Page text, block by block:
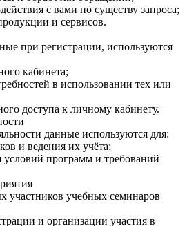
с вами по существу запроса;
и сервисов.
при регистрации, используются
кабинета;
в использовании тех или
доступа к личному кабинету.
данные используются для:
и ведения их учёта;
условий программ и требований
участников учебных семинаров
и организации участия в